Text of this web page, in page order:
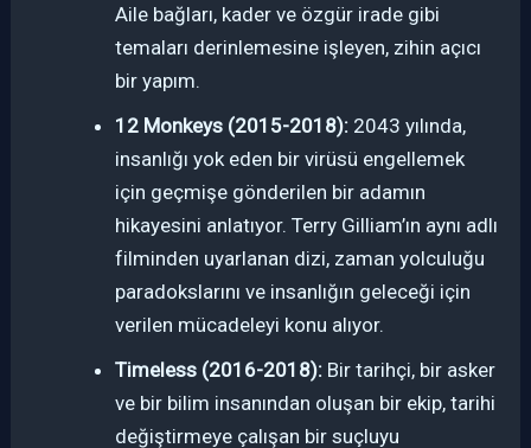
Aile bağları, kader ve özgür irade gibi
temaları derinlemesine işleyen, zihin açıcı
bir yapım.
12 Monkeys (2015-2018): 2043 yılında,
insanlığı yok eden bir virüsü engellemek
için geçmişe gönderilen bir adamın
hikayesini anlatıyor. Terry Gilliam’ın aynı adlı
filminden uyarlanan dizi, zaman yolculuğu
paradokslarını ve insanlığın geleceği için
verilen mücadeleyi konu alıyor.
Timeless (2016-2018): Bir tarihçi, bir asker
ve bir bilim insanından oluşan bir ekip, tarihi
değiştirmeye çalışan bir suçluyu